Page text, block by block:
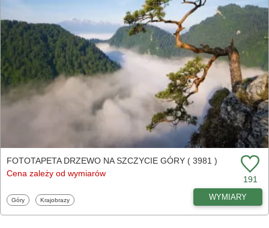
FOTOTAPETA DRZEWO NA SZCZYCIE GÓRY ( 3981 )
Cena zależy od wymiarów
191
Fototapety
Góry Fototapety
Krajobrazy WYMIARY